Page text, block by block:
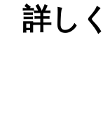
詳し